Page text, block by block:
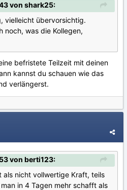
von shark25:
vielleicht übervorsichtig.
noch, was die Kollegen,
befristete Teilzeit mit deinen
kannst du schauen wie das
verlängerst.
von berti123:
als nicht vollwertige Kraft, teils
in 4 Tagen mehr schafft als